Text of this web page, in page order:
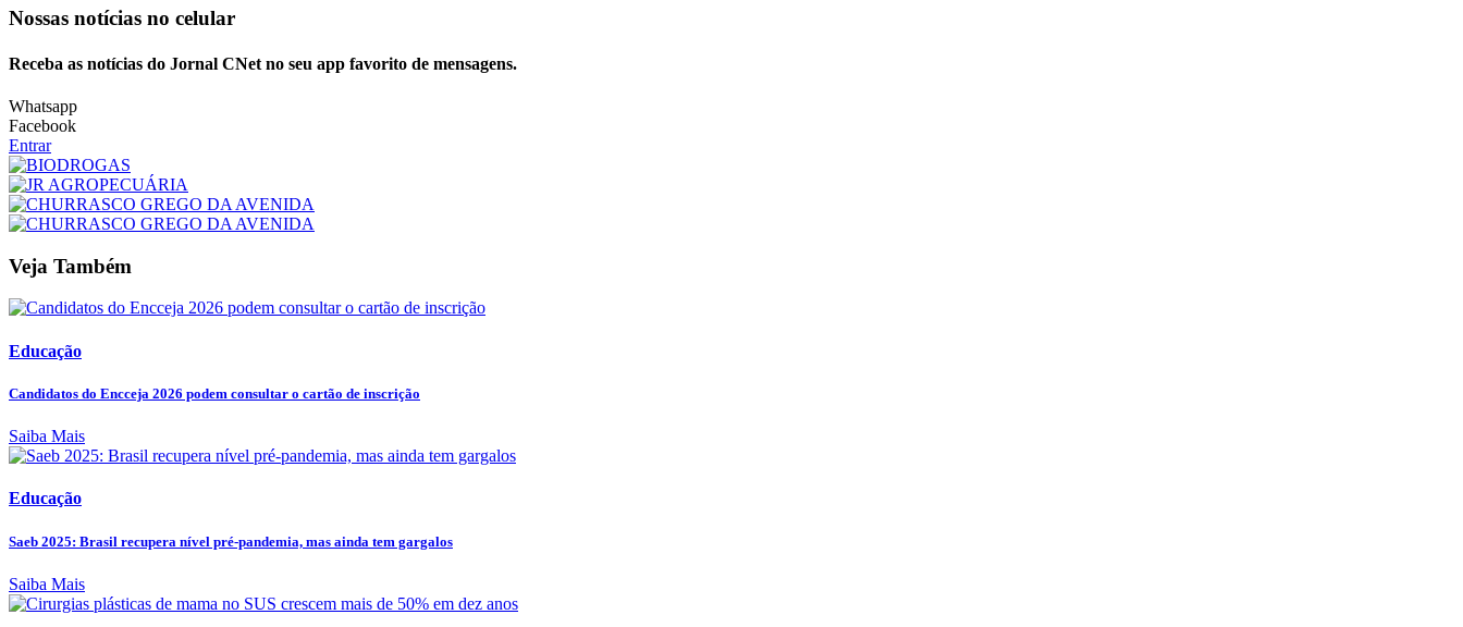
Nossas notícias no celular
Receba as notícias do Jornal CNet no seu app favorito de mensagens.
Whatsapp
Facebook
Entrar
Veja Também
Educação
Candidatos do Encceja 2026 podem consultar o cartão de inscrição
Saiba Mais
Educação
Saeb 2025: Brasil recupera nível pré-pandemia, mas ainda tem gargalos
Saiba Mais